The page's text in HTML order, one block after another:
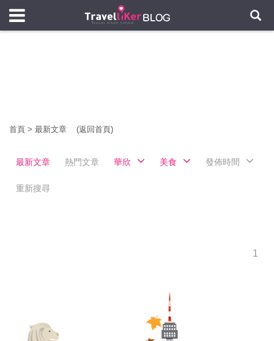
首頁 > 最新文章 (返回首頁)
最新文章 熱門文章 華欣 美食 發佈時間
重新搜尋
1